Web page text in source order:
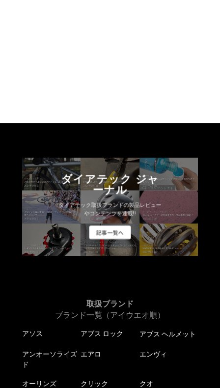
ダイアテック ジャ
ーナル
ダイアテック取扱ブランドの製品レビュー
やコンテンツを連載!!
記事一覧へ
取扱ブランド
ブランド一覧（アイウエオ順）
アソス アブス ロック アブス ヘルメット
アンオーソライズ
ド
エアロ エンヴィ
オーリンズ クリック クオ